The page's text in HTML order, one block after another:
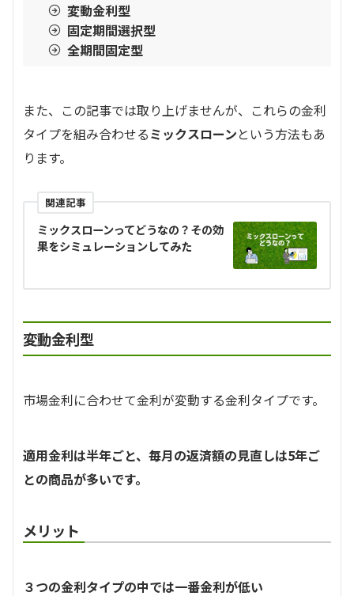
変動金利型
固定期間選択型
全期間固定型
また、この記事では取り上げませんが、これらの金利
タイプを組み合わせるミックスローンという方法もあ
ります。
関連記事
ミックスローンってどうなの？その効
果をシミュレーションしてみた
変動金利型
市場金利に合わせて金利が変動する金利タイプです。
適用金利は半年ごと、毎月の返済額の見直しは5年ご
との商品が多いです。
メリット
３つの金利タイプの中では一番金利が低い